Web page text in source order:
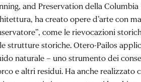
and Preservation della
ha creato opere d’arte con
come le rievocazioni
strutture storiche. Otero-Pailos
naturale – uno strumento dei
e altri residui. Ha anche